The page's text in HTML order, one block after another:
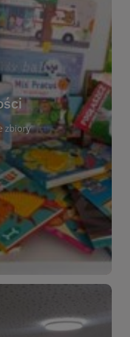
zbiory
najnowsze książki,
właśnie trafiły do
Publicznej w
aktualizujemy listę,
odkrywać świeże
wydawnicze. Każda
krótkim opisem i
katalogu. Zachęcamy
pojawiają się
Dzięki tej zakładce
co warto przeczytać